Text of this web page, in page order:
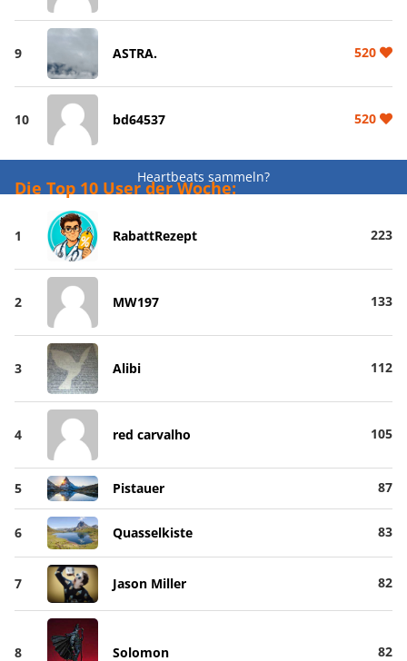
9 ASTRA. 520
10 bd64537 520
Heartbeats sammeln?
Die Top 10 User der Woche:
1 RabattRezept 223
2 MW197 133
3 Alibi 112
4 red carvalho 105
5 Pistauer 87
6 Quasselkiste 83
7 Jason Miller 82
8 Solomon 82